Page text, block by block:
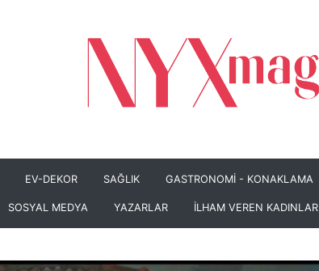
EV-DEKOR SAĞLIK GASTRONOMİ - KONAKLAMA
SOSYAL MEDYA YAZARLAR İLHAM VEREN KADINLAR